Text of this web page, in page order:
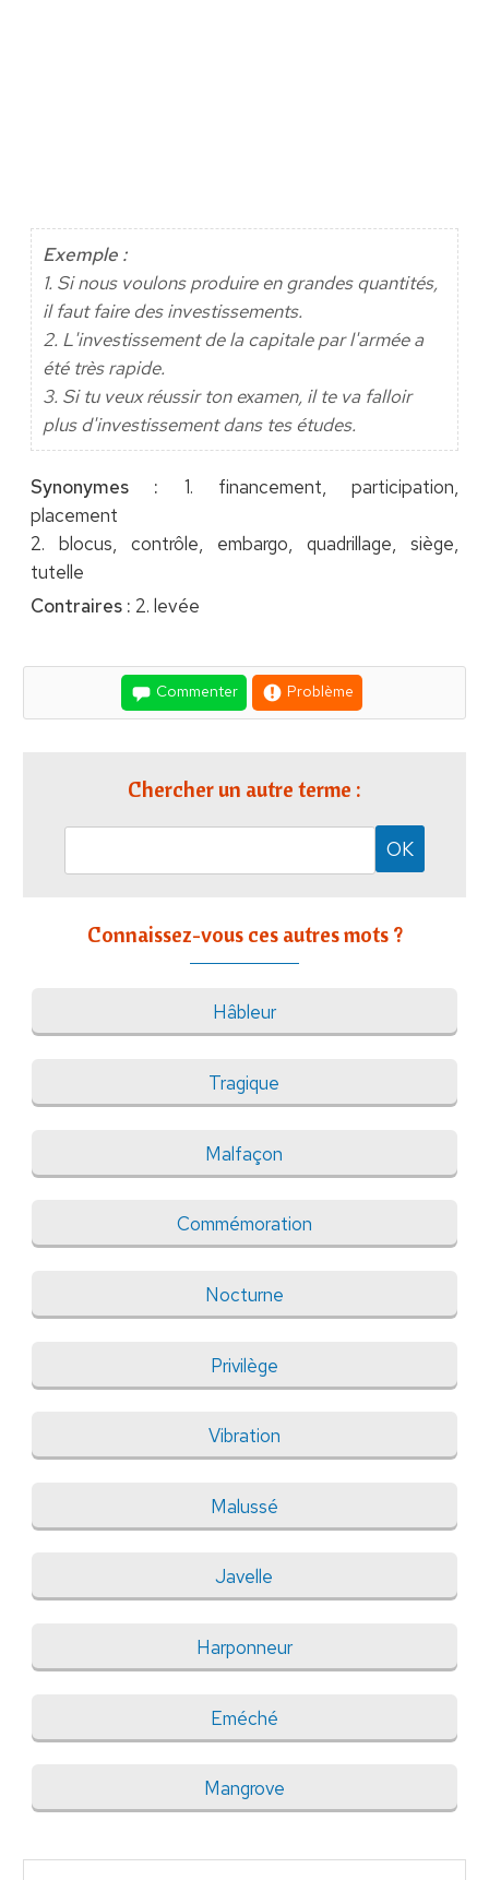
Exemple :
1. Si nous voulons produire en grandes quantités,
il faut faire des investissements.
2. L'investissement de la capitale par l'armée a
été très rapide.
3. Si tu veux réussir ton examen, il te va falloir
plus d'investissement dans tes études.
Synonymes : 1. financement, participation,
placement
2. blocus, contrôle, embargo, quadrillage, siège,
tutelle
Contraires : 2. levée
Commenter Problème
Chercher un autre terme :
Connaissez-vous ces autres mots ?
Hâbleur
Tragique
Malfaçon
Commémoration
Nocturne
Privilège
Vibration
Malussé
Javelle
Harponneur
Eméché
Mangrove